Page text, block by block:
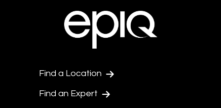
Find a Location
Find an Expert